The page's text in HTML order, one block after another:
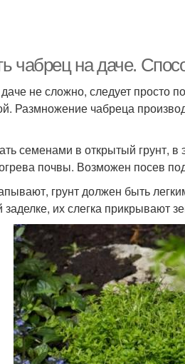
чабрец на даче.
не сложно, следует просто
Размножение чабреца
семенами в открытый грунт,
почвы. Возможен посев
грунт должен быть
их слегка прикрывают